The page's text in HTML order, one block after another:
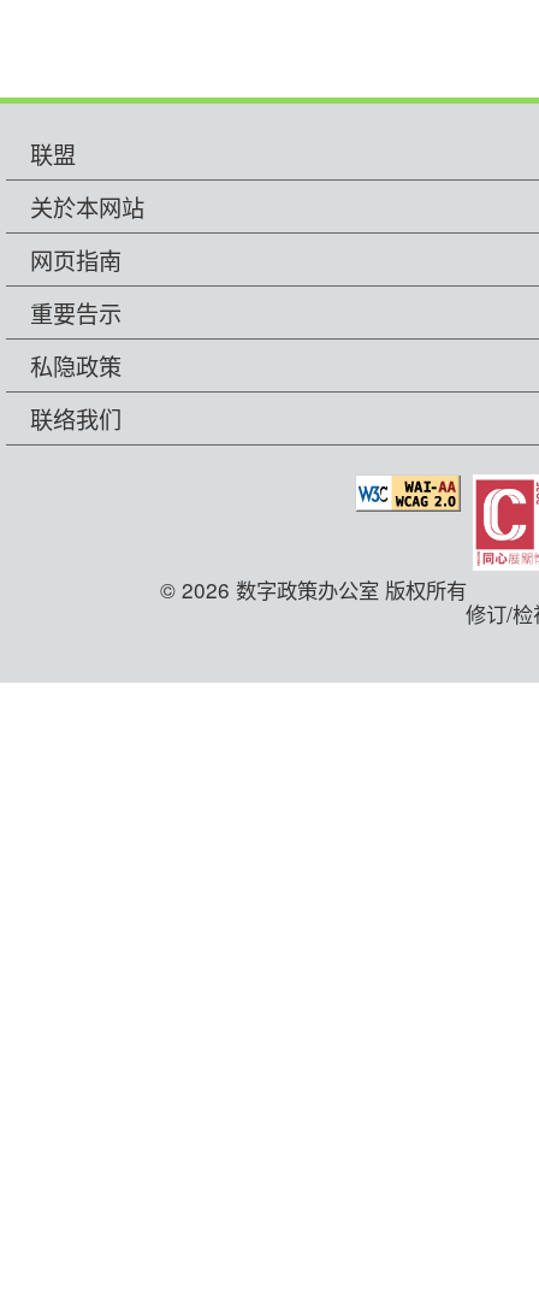
联盟
关於本网站
网页指南
重要告示
私隐政策
联络我们
© 2026 数字政策办公室 版权所有
修订/